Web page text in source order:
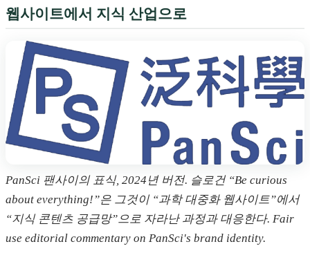
웹사이트에서 지식 산업으로
PanSci 팬사이의 표식, 2024년 버전. 슬로건 “Be curious
about everything!”은 그것이 “과학 대중화 웹사이트”에서
“지식 콘텐츠 공급망”으로 자라난 과정과 대응한다. Fair
use editorial commentary on PanSci's brand identity.